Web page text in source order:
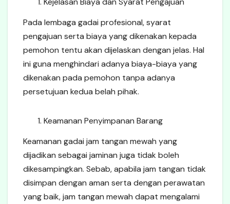
Pada lembaga gadai profesional, syarat
pengajuan serta biaya yang dikenakan kepada
pemohon tentu akan dijelaskan dengan jelas. Hal
ini guna menghindari adanya biaya-biaya yang
dikenakan pada pemohon tanpa adanya
persetujuan kedua belah pihak.
Keamanan Penyimpanan Barang
Keamanan gadai jam tangan mewah yang
dijadikan sebagai jaminan juga tidak boleh
dikesampingkan. Sebab, apabila jam tangan tidak
disimpan dengan aman serta dengan perawatan
yang baik, jam tangan mewah dapat mengalami